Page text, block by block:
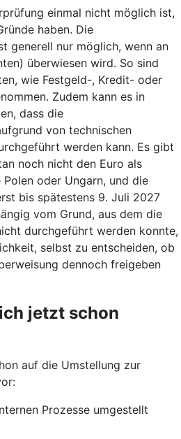
einmal nicht möglich ist,
haben. Die
generell nur möglich, wenn an
überwiesen wird. So sind
wie Festgeld-, Kredit- oder
Zudem kann es in
dass die
von technischen
werden kann. Es gibt
noch nicht den Euro als
oder Ungarn, und die
bis spätestens 9. Juli 2027
vom Grund, aus dem die
durchgeführt werden konnte,
selbst zu entscheiden, ob
dennoch freigeben
jetzt schon
auf die Umstellung zur
Prozesse umgestellt